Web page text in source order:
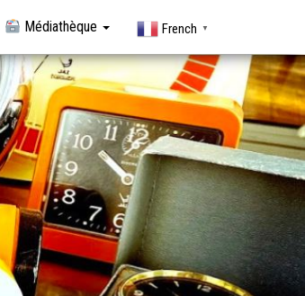
Médiathèque French ▼